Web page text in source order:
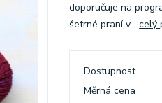
doporučuje na
šetrné praní v...celý
Dostupnost
Měrná cena